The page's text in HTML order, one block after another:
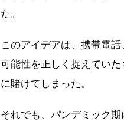
た。
このアイデアは、携帯電
可能性を正しく捉えてい
に賭けてしまった。
それでも、パンデミック